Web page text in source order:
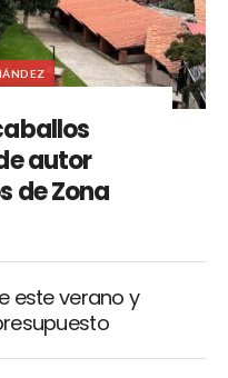
autor
de Zona
este verano y